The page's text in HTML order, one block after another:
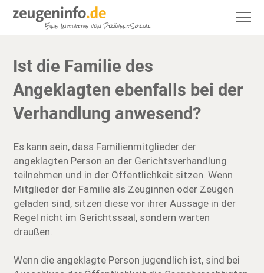
Ist die Familie des
Angeklagten ebenfalls bei der
Verhandlung anwesend?
Es kann sein, dass Familienmitglieder der
angeklagten Person an der Gerichtsverhandlung
teilnehmen und in der Öffentlichkeit sitzen. Wenn
Mitglieder der Familie als Zeuginnen oder Zeugen
geladen sind, sitzen diese vor ihrer Aussage in der
Regel nicht im Gerichtssaal, sondern warten
draußen.
Wenn die angeklagte Person jugendlich ist, sind bei